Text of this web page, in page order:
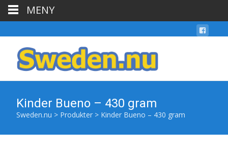
Kinder Bueno – 430 gram
Sweden.nu > Produkter > Kinder Bueno – 430 gram
MENY